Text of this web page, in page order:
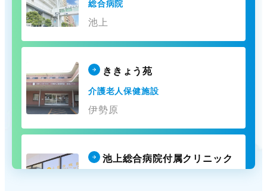
総合病院
池上
ききょう苑
介護老人保健施設
伊勢原
池上総合病院付属クリニック